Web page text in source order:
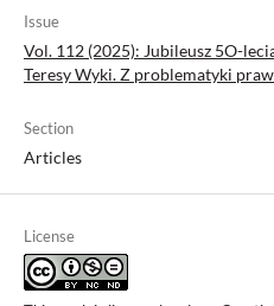
Issue
Vol. 112 (2025): Jubileusz 5O-
Teresy Wyki. Z problematyki
Section
Articles
License